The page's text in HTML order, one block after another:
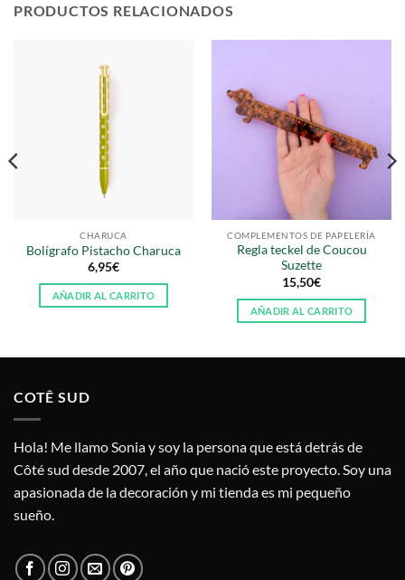
PRODUCTOS RELACIONADOS
CHARUCA
Bolígrafo Pistacho Charuca
6,95€
AÑADIR AL CARRITO
COMPLEMENTOS DE PAPELERÍA
Regla teckel de Coucou
Suzette
15,50€
AÑADIR AL CARRITO
COTÊ SUD
Hola! Me llamo Sonia y soy la persona que está detrás de
Côté sud desde 2007, el año que nació este proyecto. Soy una
apasionada de la decoración y mi tienda es mi pequeño
sueño.